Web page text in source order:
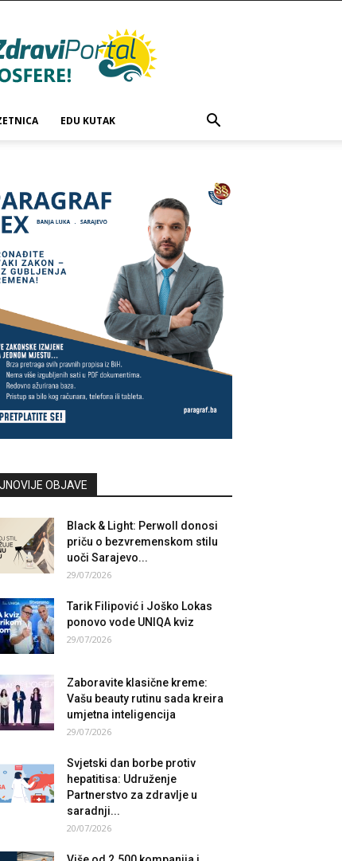
EDU KUTAK
OBJAVE
Black & Light: Perwoll donosi
priču o bezvremenskom stilu
uoči Sarajevo...
29/07/2026
Tarik Filipović i Joško Lokas
ponovo vode UNIQA kviz
29/07/2026
Zaboravite klasične kreme:
Vašu beauty rutinu sada kreira
umjetna inteligencija
29/07/2026
Svjetski dan borbe protiv
hepatitisa: Udruženje
Partnerstvo za zdravlje u
saradnji...
20/07/2026